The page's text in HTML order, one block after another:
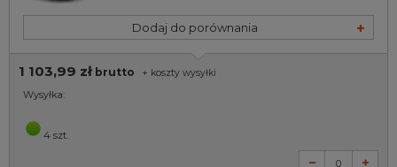
Dodaj do porównania
1 103,99 zł brutto + koszty wysyłki
Wysyłka:
4 szt.